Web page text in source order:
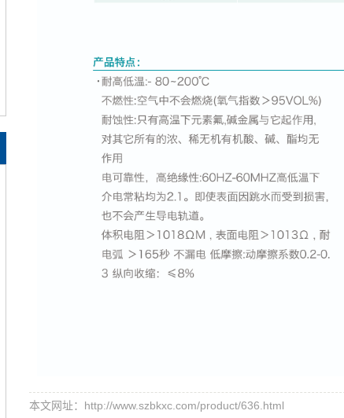
本文网址：http://www.szbkxc.com/product/636.html